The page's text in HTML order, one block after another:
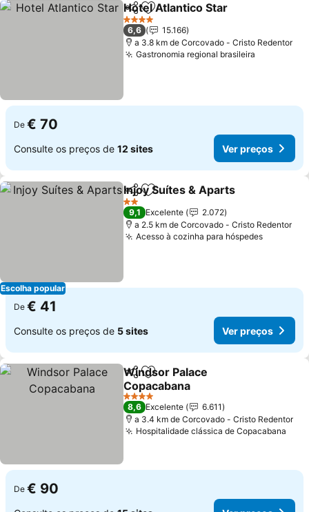
PartilharAdicionar aos favoritos
Hotel Atlantico Star
4 Estrelas
6,6
15.166
a 3.8 km de Corcovado - Cristo Redentor
Gastronomia regional brasileira
De € 70
Consulte os preços de 12 sites Ver preços
Escolha popular
PartilharAdicionar aos favoritos
Injoy Suítes & Aparts
2 Estrelas
9,1 Excelente
2.072
a 2.5 km de Corcovado - Cristo Redentor
Acesso à cozinha para hóspedes
De € 41
Consulte os preços de 5 sites Ver preços
PartilharAdicionar aos favoritos
Windsor Palace
Copacabana
4 Estrelas
8,6 Excelente
6.611
a 3.4 km de Corcovado - Cristo Redentor
Hospitalidade clássica de Copacabana
De € 90